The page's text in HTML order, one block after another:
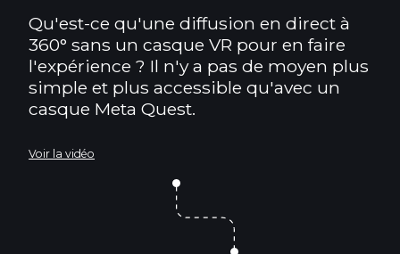
Qu'est-ce qu'une diffusion en direct à
360° sans un casque VR pour en faire
l'expérience ? Il n'y a pas de moyen plus
simple et plus accessible qu'avec un
casque Meta Quest.
Voir la vidéo